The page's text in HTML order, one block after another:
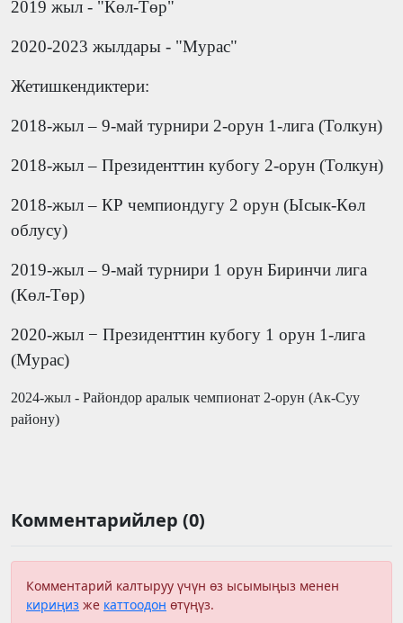
2019 жыл - "Көл-Төр"
2020-2023 жылдары - "Мурас"
Жетишкендиктери:
2018-жыл – 9-май турнири 2-орун 1-лига (Толкун)
2018-жыл – Президенттин кубогу 2-орун (Толкун)
2018-жыл – КР чемпиондугу 2 орун (Ысык-Көл
облусу)
2019-жыл – 9-май турнири 1 орун Биринчи лига
(Көл-Төр)
2020-жыл − Президенттин кубогу 1 орун 1-лига
(Мурас)
2024-жыл - Райондор аралык чемпионат 2-орун (Ак-Суу
району)
Комментарийлер (0)
Комментарий калтыруу үчүн өз ысымыңыз менен
кириңиз же каттоодон өтүңүз.